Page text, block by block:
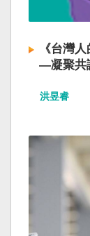
《台灣
—凝聚共
洪昱睿